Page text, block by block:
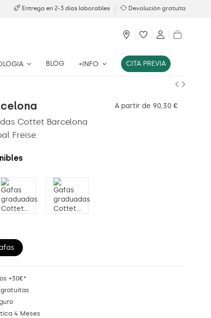
Entrega en 2-3 dias laborables Devolución gratuita
BLOG +INFO CITA PREVIA
Cottet Barcelona
Freise
A partir de 90,30 €
+30€*
4 Meses